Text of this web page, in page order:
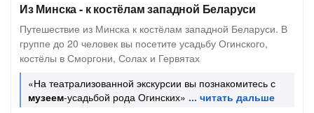
Из Минска - к костёлам западной Беларуси
Путешествие из Минска к костёлам западной Беларуси. В
группе до 20 человек вы посетите усадьбу Огинского,
костёлы в Сморгони, Солах и Гервятах
«На театрализованной экскурсии вы познакомитесь с
музеем-усадьбой рода Огинских»